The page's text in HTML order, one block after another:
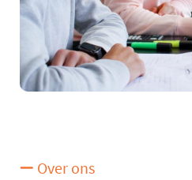
Over ons